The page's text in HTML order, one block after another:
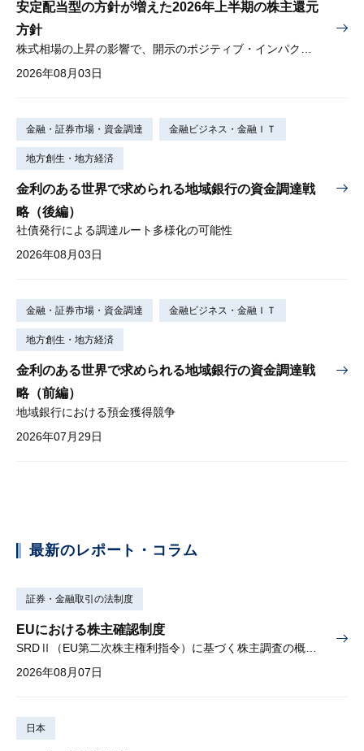
安定配当型の方針が増えた2026年上半期の株主還元
方針
2026年08月03日
金融・証券市場・資金調達 金融ビジネス・金融ＩＴ
地方創生・地方経済
金利のある世界で求められる地域銀行の資金調達戦
略（後編）
社債発行による調達ルート多様化の可能性
2026年08月03日
金融・証券市場・資金調達 金融ビジネス・金融ＩＴ
地方創生・地方経済
金利のある世界で求められる地域銀行の資金調達戦
略（前編）
地域銀行における預金獲得競争
2026年07月29日
最新のレポート・コラム
証券・金融取引の法制度
EUにおける株主確認制度
SRDⅡ（EU第二次株主権利指令）に基づく株主調査の概要と課題
2026年08月07日
日本